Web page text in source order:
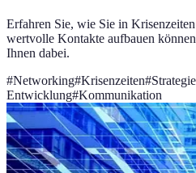
Erfahren Sie, wie Sie in
wertvolle Kontakte aufbauen
Ihnen dabei.
#Networking#Krisenzeiten#
Entwicklung#Kommunikation